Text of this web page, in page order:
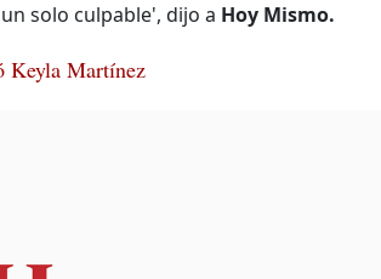
solo culpable', dijo a Hoy Mismo.
Keyla Martínez